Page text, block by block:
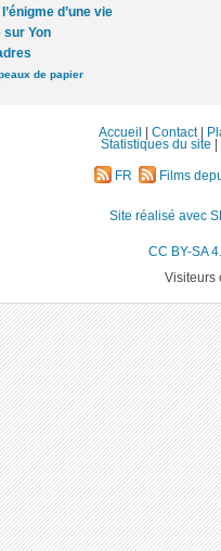
d’une vie
sur Yon
de papier
Accueil | Contact|
Statistiques du site |
FR Films
Site réalisé avec
CC BY-SA
Visiteurs